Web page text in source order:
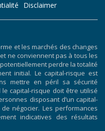
Disclaimer
et les marchés des changes
ne conviennent pas à tous les
perdre la totalité
initial. Le capital-risque est
mettre en péril sa sécurité
capital-risque doit être utilisé
disposant d’un capital-
négocier. Les performances
indicatives des résultats